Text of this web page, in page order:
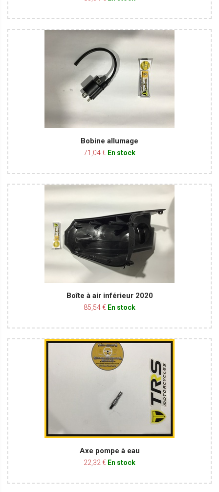
Bobine allumage
71,04 € En stock
Boîte à air inférieur 2020
85,54 € En stock
Axe pompe à eau
22,32 € En stock